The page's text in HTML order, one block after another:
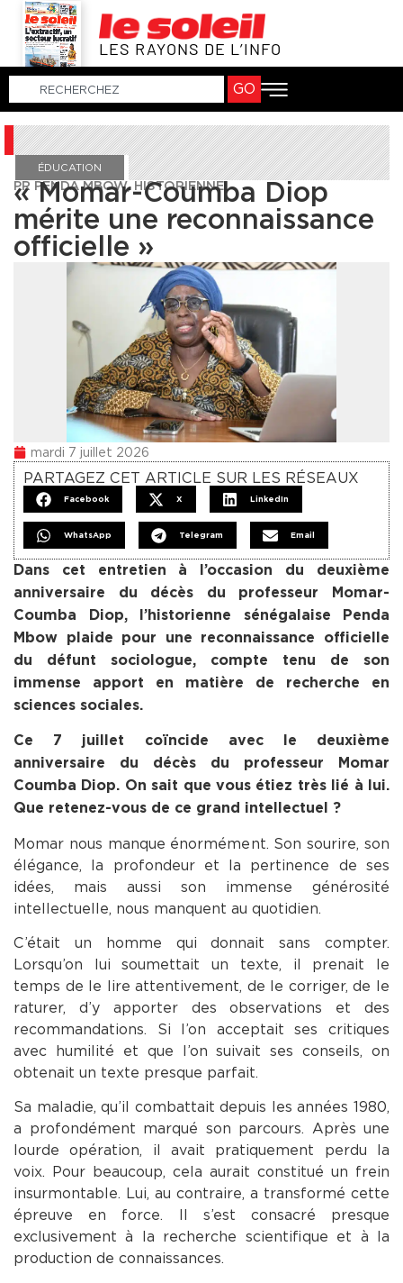
LES RAYONS DE L’INFO
GO
ÉDUCATION
PR PENDA MBOW, HISTORIENNE
« Momar-Coumba Diop
mérite une reconnaissance
officielle »
mardi 7 juillet 2026
PARTAGEZ CET ARTICLE SUR LES RÉSEAUX
Facebook X LinkedIn
WhatsApp Telegram Email
Dans cet entretien à l’occasion du deuxième
anniversaire du décès du professeur Momar-
Coumba Diop, l’historienne sénégalaise Penda
Mbow plaide pour une reconnaissance officielle
du défunt sociologue, compte tenu de son
immense apport en matière de recherche en
sciences sociales.
Ce 7 juillet coïncide avec le deuxième
anniversaire du décès du professeur Momar
Coumba Diop. On sait que vous étiez très lié à lui.
Que retenez-vous de ce grand intellectuel ?
Momar nous manque énormément. Son sourire, son
élégance, la profondeur et la pertinence de ses
idées, mais aussi son immense générosité
intellectuelle, nous manquent au quotidien.
C’était un homme qui donnait sans compter.
Lorsqu’on lui soumettait un texte, il prenait le
temps de le lire attentivement, de le corriger, de le
raturer, d’y apporter des observations et des
recommandations. Si l’on acceptait ses critiques
avec humilité et que l’on suivait ses conseils, on
obtenait un texte presque parfait.
Sa maladie, qu’il combattait depuis les années 1980,
a profondément marqué son parcours. Après une
lourde opération, il avait pratiquement perdu la
voix. Pour beaucoup, cela aurait constitué un frein
insurmontable. Lui, au contraire, a transformé cette
épreuve en force. Il s’est consacré presque
exclusivement à la recherche scientifique et à la
production de connaissances.